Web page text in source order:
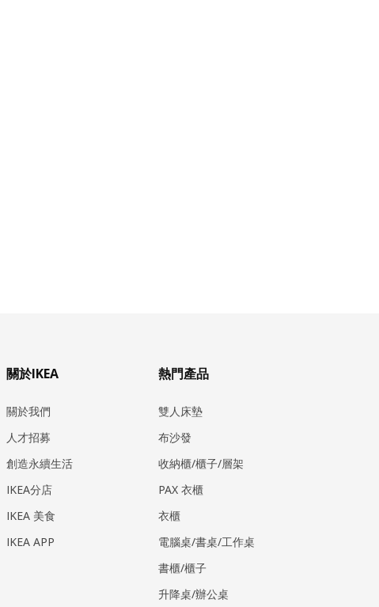
關於IKEA
關於我們
人才招募
創造永續生活
IKEA分店
IKEA 美食
IKEA APP
熱門產品
雙人床墊
布沙發
收納櫃/櫃子/層架
PAX 衣櫃
衣櫃
電腦桌/書桌/工作桌
書櫃/櫃子
升降桌/辦公桌